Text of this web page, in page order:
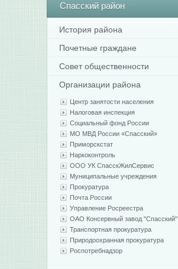
Спасскийрайон
История района
Почетные граждане
Совет общественности
Организации района
Центр занятости населения
Налоговая инспекция
Социальный фонд России
МО МВД России «Спасский»
Приморскстат
Наркоконтроль
ООО УК СпасскЖилСервис
Муниципальные учреждения
Прокуратура
Почта России
Управление Росреестра
ОАО Консервный завод "Спасский"
Транспортная прокуратура
Природоохранная прокуратура
Роспотребнадзор